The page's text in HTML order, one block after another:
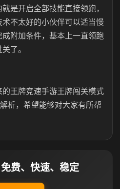
是开启全部技能直接领跑，
不太好的小伙伴可以适当慢
附加条件，基本上一直领跑
了。
王牌竞速手游王牌闯关模式
析，希望能够对大家有所帮
费、快速、稳定